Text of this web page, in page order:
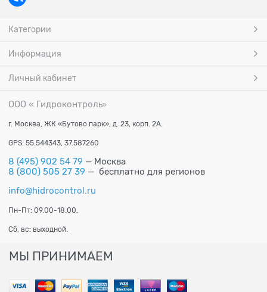
Категории
Информация
Личный кабинет
ООО « Гидроконтроль»
г. Москва, ЖК «Бутово парк», д. 23, корп. 2А.
GPS: 55.544343, 37.587260
8 (495) 902 54 79 — Москва
8 (800) 505 27 39 — бесплатно для регионов
info@hidrocontrol.ru
Пн-Пт: 09.00-18.00.
Сб, вс: выходной.
МЫ ПРИНИМАЕМ